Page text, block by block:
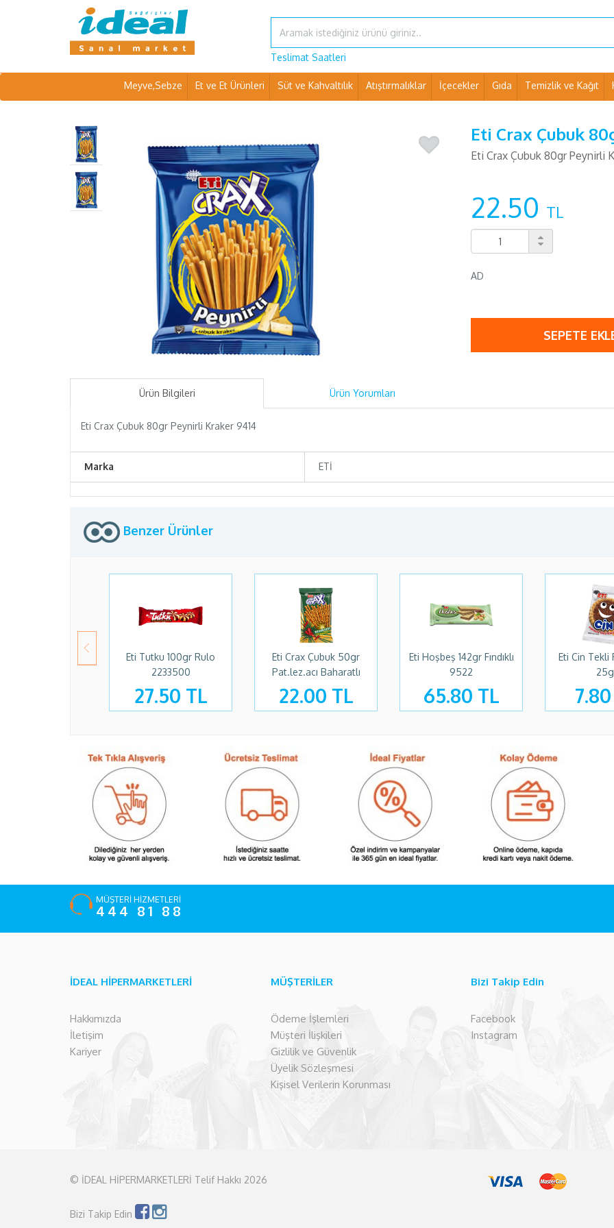
Teslimat Saatleri
Meyve,Sebze Et ve Et Ürünleri Süt ve Kahvaltılık Atıştırmalıklar İçecekler Gıda Temizlik ve Kağıt
Eti Crax Çubuk
Eti Crax Çubuk 80gr Peynirli
22.50 TL
AD
SEPETE
Ürün Bilgileri Ürün Yorumları
Eti Crax Çubuk 80gr Peynirli Kraker 9414
Marka ETİ
Benzer Ürünler
Eti Tutku 100gr Rulo
2233500
27.50 TL
Eti Crax Çubuk 50gr
Pat.lez.acı Baharatlı
22.00 TL
Eti Hoşbeş 142gr Fındıklı
9522
65.80 TL
Eti Cin Tekli
MÜŞTERİ HİZMETLERİ
444 81 88
İDEAL HİPERMARKETLERİ
Hakkımızda
İletişim
Kariyer
MÜŞTERİLER
Ödeme İşlemleri
Müşteri İlişkileri
Gizlilik ve Güvenlik
Üyelik Sözleşmesi
Kişisel Verilerin Korunması
Bizi Takip Edin
Facebook
Instagram
© İDEAL HİPERMARKETLERİ Telif Hakkı 2026
Bizi Takip Edin